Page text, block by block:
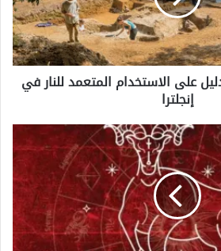
على الاستخدام المتعمد للنار في
إنجلترا